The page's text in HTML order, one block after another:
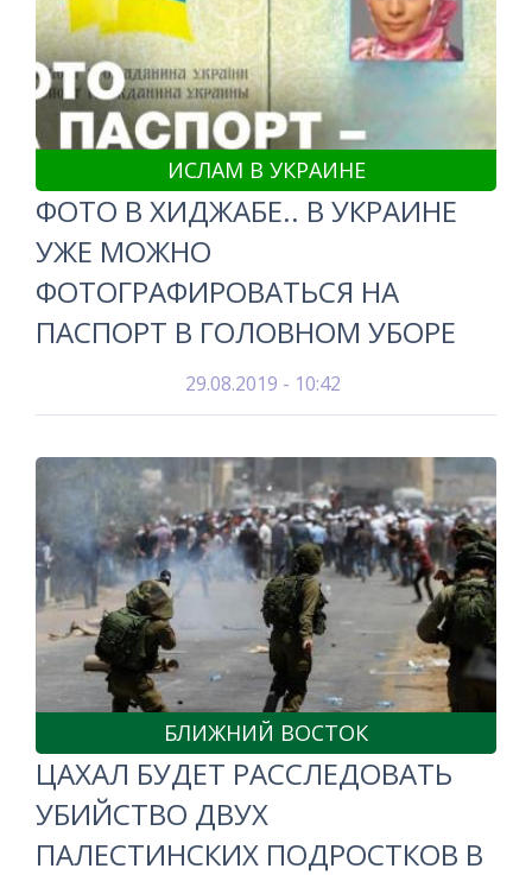
ИСЛАМ В УКРАИНЕ
ФОТО В ХИДЖАБЕ.. В УКРАИНЕ
УЖЕ МОЖНО
ФОТОГРАФИРОВАТЬСЯ НА
ПАСПОРТ В ГОЛОВНОМ УБОРЕ
29.08.2019 - 10:42
БЛИЖНИЙ ВОСТОК
ЦАХАЛ БУДЕТ РАССЛЕДОВАТЬ
УБИЙСТВО ДВУХ
ПАЛЕСТИНСКИХ ПОДРОСТКОВ В